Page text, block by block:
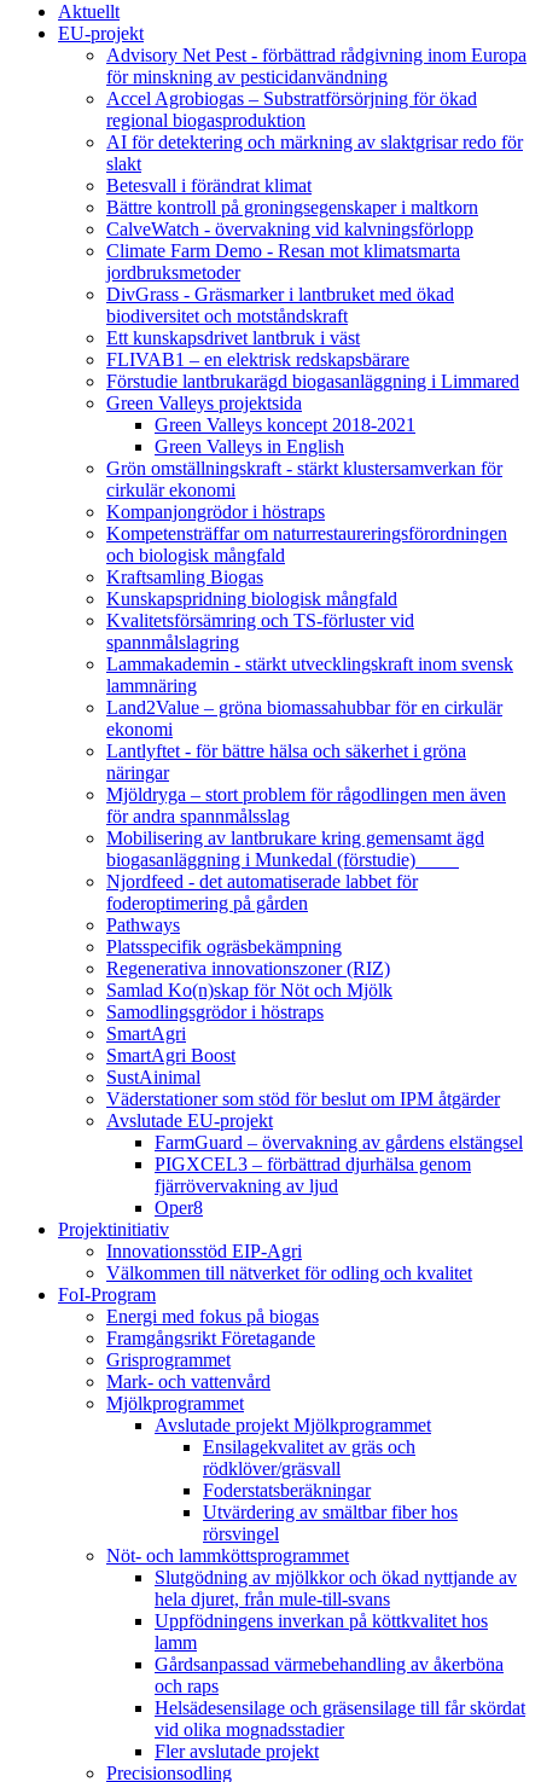
Aktuellt
EU-projekt
Advisory Net Pest - förbättrad rådgivning inom Europa
för minskning av pesticidanvändning
Accel Agrobiogas – Substratförsörjning för ökad
regional biogasproduktion
AI för detektering och märkning av slaktgrisar redo för
slakt
Betesvall i förändrat klimat
Bättre kontroll på groningsegenskaper i maltkorn
CalveWatch - övervakning vid kalvningsförlopp
Climate Farm Demo - Resan mot klimatsmarta
jordbruksmetoder
DivGrass - Gräsmarker i lantbruket med ökad
biodiversitet och motståndskraft
Ett kunskapsdrivet lantbruk i väst
FLIVAB1 – en elektrisk redskapsbärare
Förstudie lantbrukarägd biogasanläggning i Limmared
Green Valleys projektsida
Green Valleys koncept 2018-2021
Green Valleys in English
Grön omställningskraft - stärkt klustersamverkan för
cirkulär ekonomi
Kompanjongrödor i höstraps
Kompetensträffar om naturrestaureringsförordningen
och biologisk mångfald
Kraftsamling Biogas
Kunskapspridning biologisk mångfald
Kvalitetsförsämring och TS-förluster vid
spannmålslagring
Lammakademin - stärkt utvecklingskraft inom svensk
lammnäring
Land2Value – gröna biomassahubbar för en cirkulär
ekonomi
Lantlyftet - för bättre hälsa och säkerhet i gröna
näringar
Mjöldryga – stort problem för rågodlingen men även
för andra spannmålsslag
Mobilisering av lantbrukare kring gemensamt ägd
biogasanläggning i Munkedal (förstudie)
Njordfeed - det automatiserade labbet för
foderoptimering på gården
Pathways
Platsspecifik ogräsbekämpning
Regenerativa innovationszoner (RIZ)
Samlad Ko(n)skap för Nöt och Mjölk
Samodlingsgrödor i höstraps
SmartAgri
SmartAgri Boost
SustAinimal
Väderstationer som stöd för beslut om IPM åtgärder
Avslutade EU-projekt
FarmGuard – övervakning av gårdens elstängsel
PIGXCEL3 – förbättrad djurhälsa genom
fjärrövervakning av ljud
Oper8
Projektinitiativ
Innovationsstöd EIP-Agri
Välkommen till nätverket för odling och kvalitet
FoI-Program
Energi med fokus på biogas
Framgångsrikt Företagande
Grisprogrammet
Mark- och vattenvård
Mjölkprogrammet
Avslutade projekt Mjölkprogrammet
Ensilagekvalitet av gräs och
rödklöver/gräsvall
Foderstatsberäkningar
Utvärdering av smältbar fiber hos
rörsvingel
Nöt- och lammköttsprogrammet
Slutgödning av mjölkkor och ökad nyttjande av
hela djuret, från mule-till-svans
Uppfödningens inverkan på köttkvalitet hos
lamm
Gårdsanpassad värmebehandling av åkerböna
och raps
Helsädesensilage och gräsensilage till får skördat
vid olika mognadsstadier
Fler avslutade projekt
Precisionsodling